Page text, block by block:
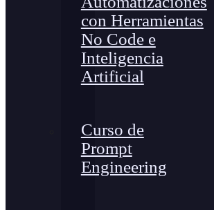
con Herramientas
No Code e
Inteligencia
Artificial
Curso de
Prompt
Engineering